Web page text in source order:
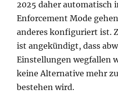
2025 daher automatisch
Enforcement Mode
anderes konfiguriert ist.
ist angekündigt, dass
Einstellungen wegfallen
keine Alternative mehr
bestehen wird.